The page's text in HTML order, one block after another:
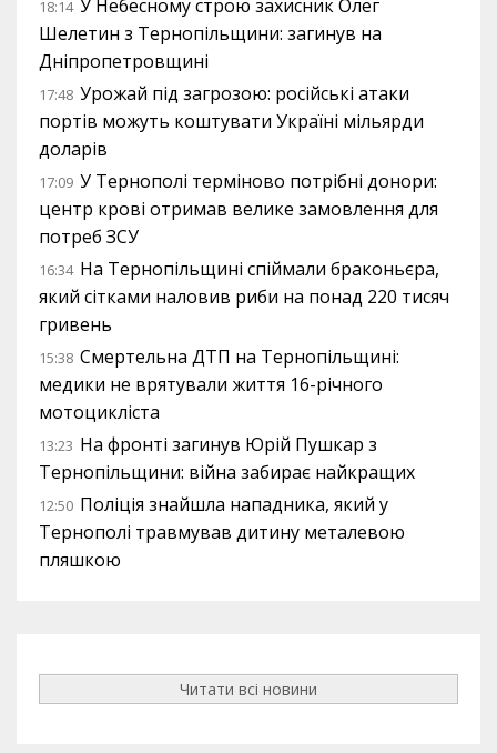
18:14 У Небесному строю захисник Олег
Шелетин з Тернопільщини: загинув на
Дніпропетровщині
17:48 Урожай під загрозою: російські атаки
портів можуть коштувати Україні мільярди
доларів
17:09 У Тернополі терміново потрібні донори:
центр крові отримав велике замовлення для
потреб ЗСУ
16:34 На Тернопільщині спіймали браконьєра,
який сітками наловив риби на понад 220 тисяч
гривень
15:38 Смертельна ДТП на Тернопільщині:
медики не врятували життя 16-річного
мотоцикліста
13:23 На фронті загинув Юрій Пушкар з
Тернопільщини: війна забирає найкращих
12:50 Поліція знайшла нападника, який у
Тернополі травмував дитину металевою
пляшкою
Читати всі новини